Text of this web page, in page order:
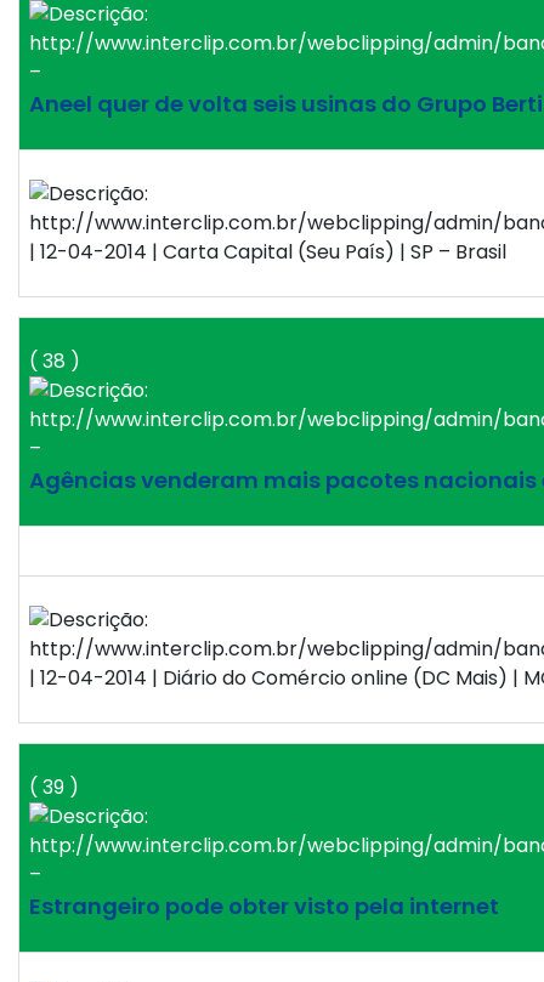
–
Aneel quer de volta seis usinas do Grupo
| 12-04-2014 | Carta Capital (Seu País) | SP – Brasil
( 38 )
–
Agências venderam mais pacotes nacionais
| 12-04-2014 | Diário do Comércio online (DC Mais) |
( 39 )
–
Estrangeiro pode obter visto pela internet